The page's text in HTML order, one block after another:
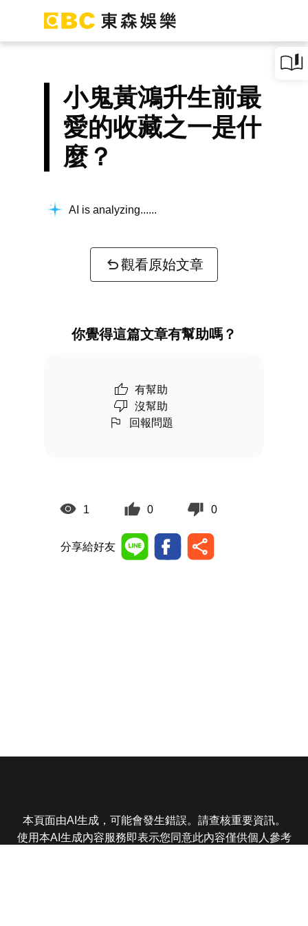
小鬼黃鴻升生前最
愛的收藏之一是什
麼？
AI is analyzing...
觀看原始文章
你覺得這篇文章有幫助嗎？
有幫助
沒幫助
回報問題
1 0 0
分享給好友
本頁面由AI生成，可能會發生錯誤。請查核重要資訊。
使用本AI生成內容服務即表示您同意此內容僅供個人參考